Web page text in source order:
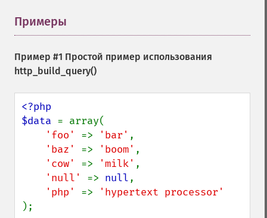
Примеры
Пример #1 Простой пример использования
http_build_query()
<?php
$data = array(
'foo' => 'bar' ,
'baz' => 'boom' ,
'cow' => 'milk' ,
'null' => null,
'php' =>
);